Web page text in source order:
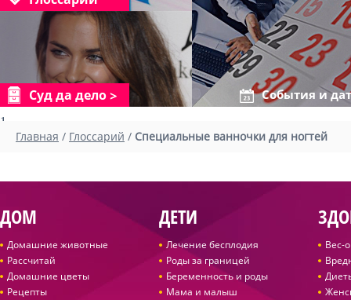
Суд да дело События и
1
Главная / Глоссарий / Специальные ванночки для ногтей
ДОМ
Домашние животные
Рассчитай
Домашние цветы
Рецепты
ДЕТИ
Лечение бесплодия
Роды за границей
Беременность и роды
Мама и малыш
Вес-